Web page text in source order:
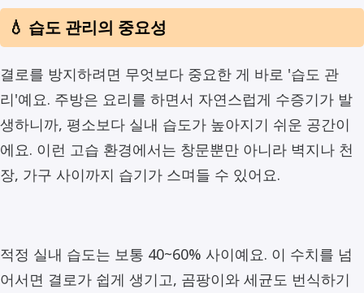
💧 습도 관리의 중요성
결로를 방지하려면 무엇보다 중요한 게 바로 '습도 관
리'예요. 주방은 요리를 하면서 자연스럽게 수증기가 발
생하니까, 평소보다 실내 습도가 높아지기 쉬운 공간이
에요. 이런 고습 환경에서는 창문뿐만 아니라 벽지나 천
장, 가구 사이까지 습기가 스며들 수 있어요.
적정 실내 습도는 보통 40~60% 사이예요. 이 수치를 넘
어서면 결로가 쉽게 생기고, 곰팡이와 세균도 번식하기